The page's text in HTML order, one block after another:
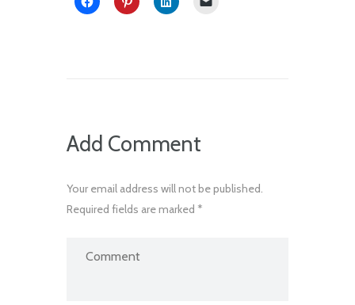
Add Comment
Your email address will not be published.
Required fields are marked *